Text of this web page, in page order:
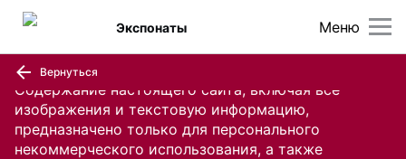
Содержание настоящего сайта, включая все
изображения и текстовую информацию,
предназначено только для персонального
некоммерческого использования, а также
Меню
Экспонаты
Вернуться